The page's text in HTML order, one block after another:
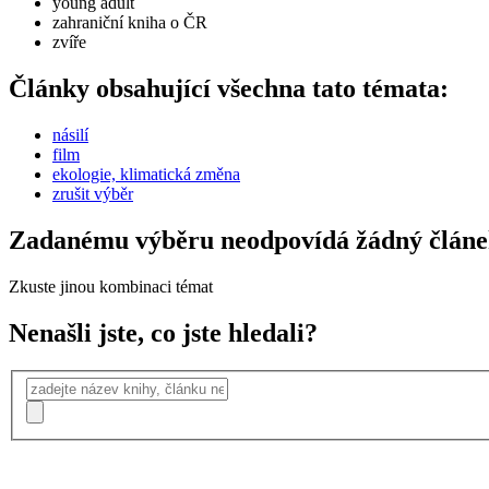
zahraniční kniha o ČR
zvíře
Články obsahující všechna tato témata:
násilí
film
ekologie, klimatická změna
zrušit výběr
Zadanému výběru neodpovídá žádný
Zkuste jinou kombinaci témat
Nenašli jste, co jste hledali?